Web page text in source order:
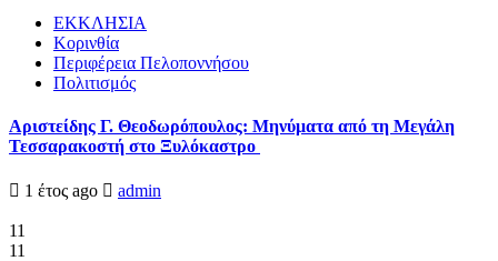
ΕΚΚΛΗΣΙΑ
Κορινθία
Περιφέρεια Πελοποννήσου
Πολιτισμός
Αριστείδης Γ. Θεοδωρόπουλος: Μηνύματα από τη Μεγάλη
Τεσσαρακοστή στο Ξυλόκαστρο
1 έτος ago admin
11
11